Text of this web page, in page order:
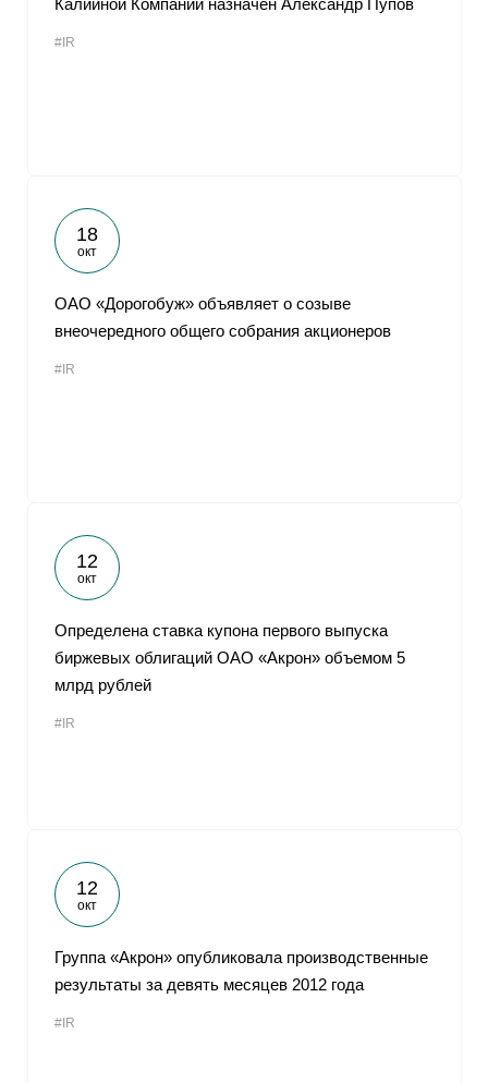
Калийной Компании назначен Александр Пупов
#IR
18
окт
ОАО «Дорогобуж» объявляет о созыве
внеочередного общего собрания акционеров
#IR
12
окт
Определена ставка купона первого выпуска
биржевых облигаций ОАО «Акрон» объемом 5
млрд рублей
#IR
12
окт
Группа «Акрон» опубликовала производственные
результаты за девять месяцев 2012 года
#IR